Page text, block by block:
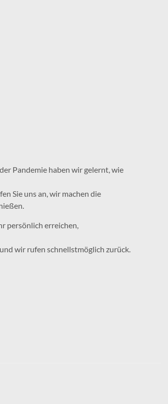
Pandemie haben wir gelernt, wie
Sie uns an, wir machen die
persönlich erreichen,
wir rufen schnellstmöglich zurück.